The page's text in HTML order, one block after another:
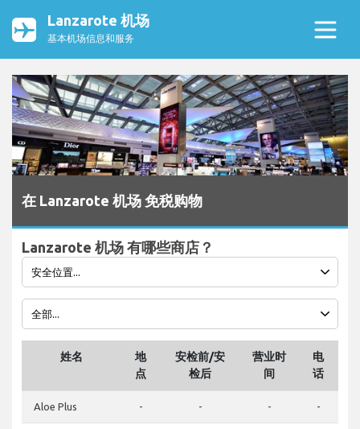
Lanzarote 机场
基本机场信息和服务
在 Lanzarote 机场 免税购物
Lanzarote 机场 有哪些商店？
姓名
地
点
安检前/安
检后
营业时
间
电
话
Aloe Plus - - - -